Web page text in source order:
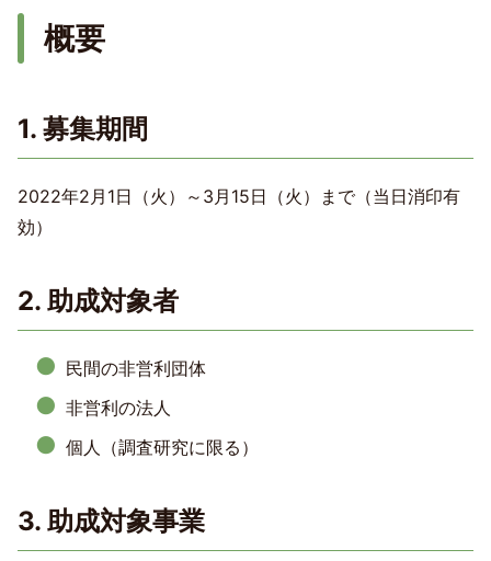
概要
1. 募集期間
2022年2月1日（火）～3月15日（火）まで（当日消印有
効）
2. 助成対象者
民間の非営利団体
非営利の法人
個人（調査研究に限る）
3. 助成対象事業